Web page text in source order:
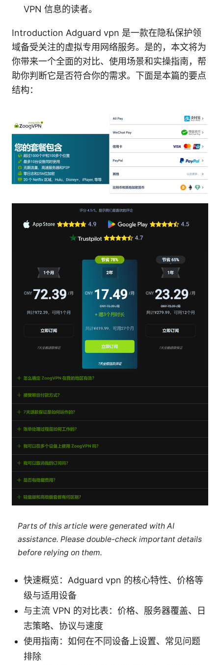
VPN 信息的读者。
Introduction Adguard vpn 是一款在隐私保护领
域备受关注的虚拟专用网络服务。是的，本文将为
你带来一个全面的对比、使用场景和实操指南，帮
助你判断它是否符合你的需求。下面是本篇的要点
结构：
Parts of this article were generated with AI
assistance. Please double-check important details
before relying on them.
快速概览：Adguard vpn 的核心特性、价格等
级与适用设备
与主流 VPN 的对比表：价格、服务器覆盖、日
志策略、协议与速度
使用指南：如何在不同设备上设置、常见问题
排除